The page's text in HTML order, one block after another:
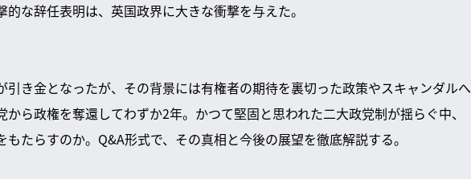
な辞任表明は、英国政界に大きな衝撃を与えた。
引き金となったが、その背景には有権者の期待を裏切った政策やスキャンダルへ
ら政権を奪還してわずか2年。かつて堅固と思われた二大政党制が揺らぐ中、
たらすのか。Q&A形式で、その真相と今後の展望を徹底解説する。